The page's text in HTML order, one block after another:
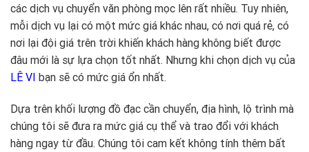
các dịch vụ chuyển văn phòng mọc lên rất nhiều. Tuy nhiên,
mỗi dịch vụ lại có một mức giá khác nhau, có nơi quá rẻ, có
nơi lại đội giá trên trời khiến khách hàng không biết được
đâu mới là sự lựa chọn tốt nhất. Nhưng khi chọn dịch vụ của
LÊ VI bạn sẽ có mức giá ổn nhất.
Dựa trên khối lượng đồ đạc cần chuyển, địa hình, lộ trình mà
chúng tôi sẽ đưa ra mức giá cụ thể và trao đổi với khách
hàng ngay từ đầu. Chúng tôi cam kết không tính thêm bất